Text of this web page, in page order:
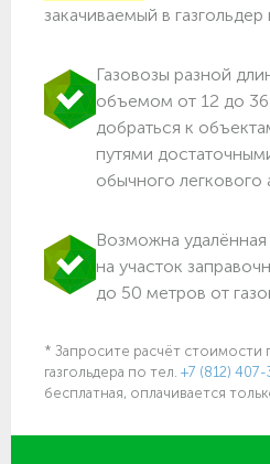
закачиваемый в газгольдер
Газовозы разной
объемом от 12 до
добраться к
путями
обычного легкового
Возможна удалённая
на участок
до 50 метров от
* Запросите расчёт стоимости
газгольдера по тел. +7 (812)
бесплатная, оплачивается